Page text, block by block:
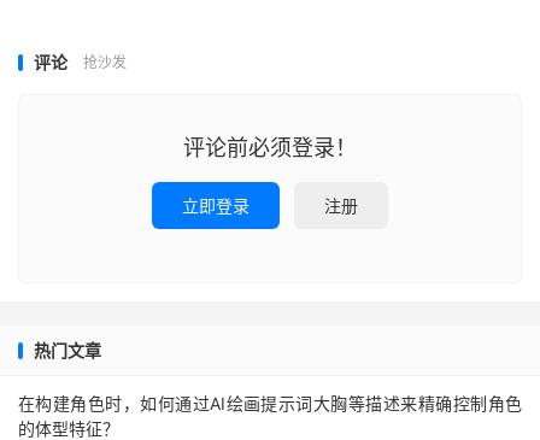
评论 抢沙发
评论前必须登录！
立即登录 注册
热门文章
在构建角色时，如何通过AI绘画提示词大胸等描述来精确控制角色
的体型特征？